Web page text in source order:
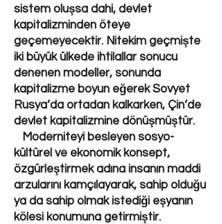
sistem oluşsa dahi, devlet
kapitalizminden öteye
geçemeyecektir. Nitekim geçmişte
iki büyük ülkede ihtilallar sonucu
denenen modeller, sonunda
kapitalizme boyun eğerek Sovyet
Rusya’da ortadan kalkarken, Çin’de
devlet kapitalizmine dönüşmüştür.
Moderniteyi besleyen sosyo-
kültürel ve ekonomik konsept,
özgürleştirmek adına insanın maddi
arzularını kamçılayarak, sahip olduğu
ya da sahip olmak istediği eşyanın
kölesi konumuna getirmiştir.